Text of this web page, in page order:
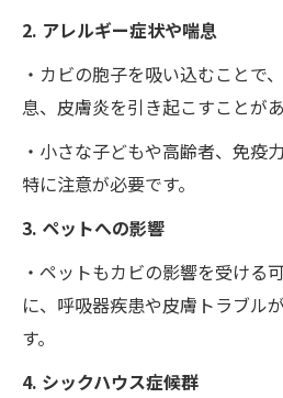
2. アレルギー症状や喘息
・カビの胞子を吸い込むことで
息、皮膚炎を引き起こすことがあ
・小さな子どもや高齢者、免疫
特に注意が必要です。
3. ペットへの影響
・ペットもカビの影響を受ける
に、呼吸器疾患や皮膚トラブル
す。
4. シックハウス症候群